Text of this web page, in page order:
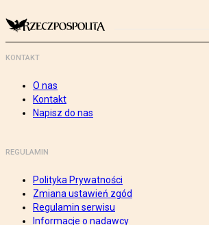
KONTAKT
O nas
Kontakt
Napisz do nas
REGULAMIN
Polityka Prywatności
Zmiana ustawień zgód
Regulamin serwisu
Informacje o nadawcy